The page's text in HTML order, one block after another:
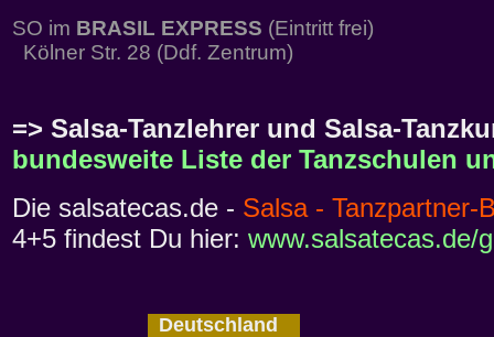
SO im BRASIL EXPRESS (Eintritt frei)
Kölner Str. 28 (Ddf. Zentrum)
=> Salsa-Tanzlehrer und Salsa-
bundesweite Liste der Tanzschulen
Die salsatecas.de - Salsa - Tanzpartner-
4+5 findest Du hier: www.salsatecas.de/
Deutschland